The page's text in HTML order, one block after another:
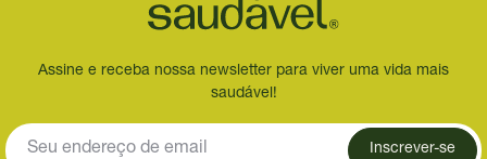
Assine e receba nossa newsletter para viver uma vida mais
saudável!
Inscrever-se